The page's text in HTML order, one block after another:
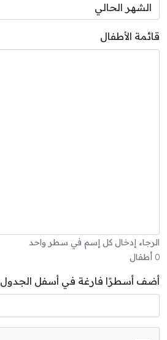
قائمة الأطفال
الرجاء إدخال كل إسم في سطر واحد
0 أطفال
أضف أسطرًا فارغة في أسفل الجدول